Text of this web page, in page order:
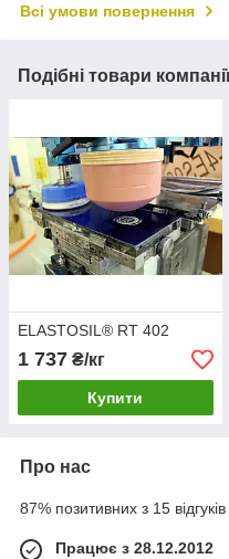
Всі умови повернення
Подібні товари
ELASTOSIL® RT 402
1 737 ₴/кг
Купити
Про нас
87% позитивних з 15 відгуків
Працює з 28.12.2012